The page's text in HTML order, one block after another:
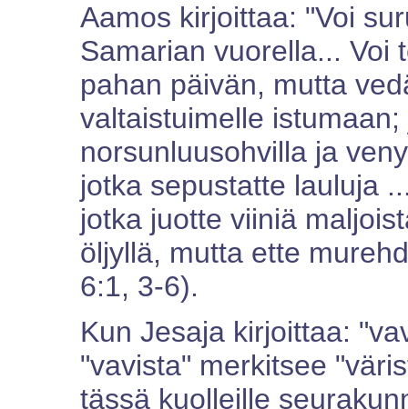
Aamos kirjoittaa: "Voi
Samarian vuorella... Voi
pahan päivän, mutta
valtaistuimelle
norsunluusohvilla ja
jotka sepustatte lauluja
jotka juotte viiniä
öljyllä, mutta ette
6:1, 3-6).
Kun Jesaja kirjoittaa:
"vavista" merkitsee
tässä kuolleille